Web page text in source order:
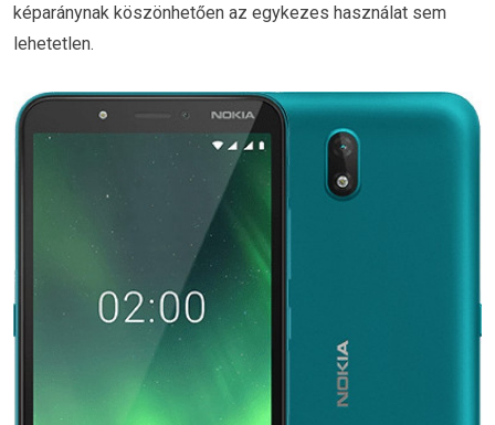
képaránynak köszönhetően az egykezes használat sem
lehetetlen.